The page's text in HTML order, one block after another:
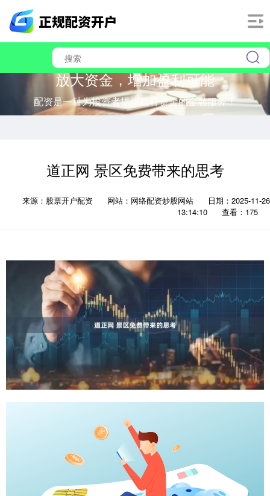
放大资金，增加盈利可能
配资是一种为投资者提供杠杆资金的金融服务！
道正网 景区免费带来的思考
来源：股票开户配资 网站：网络配资炒股网站
日期：2025-11-26
13:14:10
查看：175